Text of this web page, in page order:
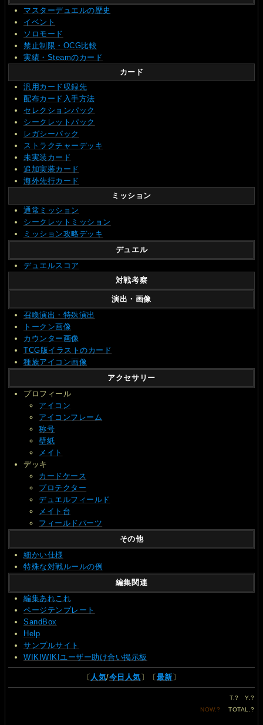
マスターデュエルの歴史
イベント
ソロモード
禁止制限・OCG比較
実績・Steamのカード
カード
汎用カード収録先
配布カード入手方法
セレクションパック
シークレットパック
レガシーパック
ストラクチャーデッキ
未実装カード
追加実装カード
海外先行カード
ミッション
通常ミッション
シークレットミッション
ミッション攻略デッキ
デュエル
デュエルスコア
対戦考察
演出・画像
召喚演出・特殊演出
トークン画像
カウンター画像
TCG版イラストのカード
種族アイコン画像
アクセサリー
プロフィール
アイコン
アイコンフレーム
称号
壁紙
メイト
デッキ
カードケース
プロテクター
デュエルフィールド
メイト台
フィールドパーツ
その他
細かい仕様
特殊な対戦ルールの例
編集関連
編集あれこれ
ページテンプレート
SandBox
Help
サンプルサイト
WIKIWIKIユーザー助け合い掲示板
〔 人気/今日人気 〕〔 最新 〕
T.? Y.?
NOW.? TOTAL.?